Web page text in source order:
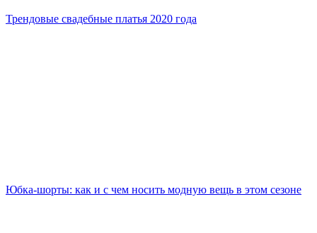
Трендовые свадебные платья 2020 года
Юбка-шорты: как и с чем носить модную вещь в этом сезоне